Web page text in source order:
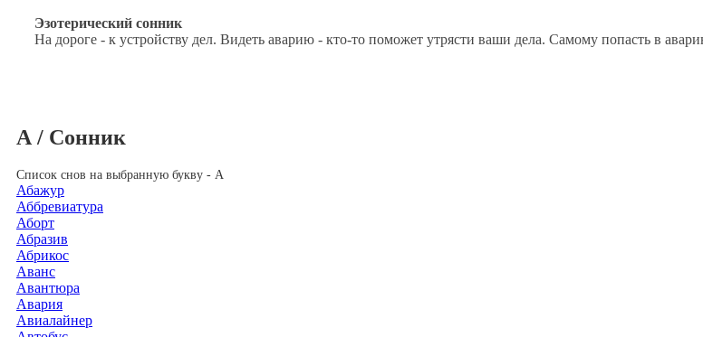
Эзотерический сонник
На дороге - к устройству дел. Видеть аварию - кто-то поможет утрясти ваши дела. Самому попасть в
А / Сонник
Список снов на выбранную букву - А
Абажур
Аббревиатура
Аборт
Абразив
Абрикос
Аванс
Авантюра
Авария
Авиалайнер